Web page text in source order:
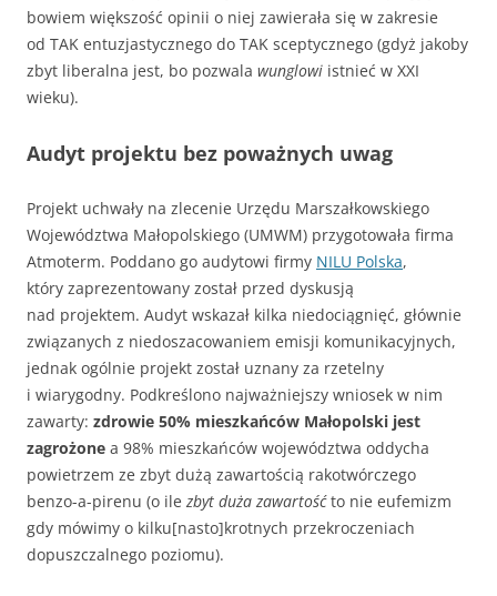
bowiem większość opinii o niej zawierała się w zakresie
od TAK entuzjastycznego do TAK sceptycznego (gdyż jakoby
zbyt liberalna jest, bo pozwala wunglowi istnieć w XXI
wieku).
Audyt projektu bez poważnych uwag
Projekt uchwały na zlecenie Urzędu Marszałkowskiego
Województwa Małopolskiego (UMWM) przygotowała firma
Atmoterm. Poddano go audytowi firmy NILU Polska,
który zaprezentowany został przed dyskusją
nad projektem. Audyt wskazał kilka niedociągnięć, głównie
związanych z niedoszacowaniem emisji komunikacyjnych,
jednak ogólnie projekt został uznany za rzetelny
i wiarygodny. Podkreślono najważniejszy wniosek w nim
zawarty: zdrowie 50% mieszkańców Małopolski jest
zagrożone a 98% mieszkańców województwa oddycha
powietrzem ze zbyt dużą zawartością rakotwórczego
benzo-a-pirenu (o ile zbyt duża zawartośćto nie eufemizm
gdy mówimy o kilku[nasto]krotnych przekroczeniach
dopuszczalnego poziomu).